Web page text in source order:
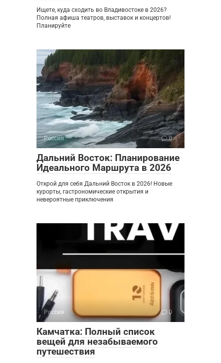
Ищете, куда сходить во Владивостоке в 2026?
Полная афиша театров, выставок и концертов!
Планируйте
Россия 0
Дальний Восток: Планирование
Идеального Маршрута в 2026
Открой для себя Дальний Восток в 2026! Новые
курорты, гастрономические открытия и
невероятные приключения
Россия 0
Камчатка: Полный список
вещей для незабываемого
путешествия